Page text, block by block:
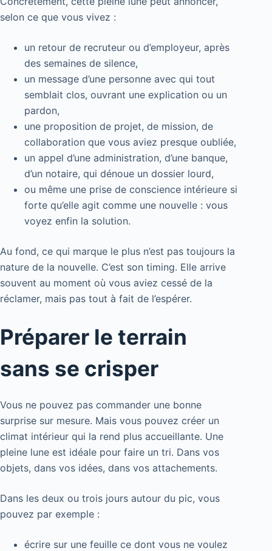
selon ce que vous vivez :
un retour de recruteur ou d’employeur, après
des semaines de silence,
un message d’une personne avec qui tout
semblait clos, ouvrant une explication ou un
pardon,
une proposition de projet, de mission, de
collaboration que vous aviez presque oubliée,
un appel d’une administration, d’une banque,
d’un notaire, qui dénoue un dossier lourd,
ou même une prise de conscience intérieure si
forte qu’elle agit comme une nouvelle : vous
voyez enfin la solution.
Au fond, ce qui marque le plus n’est pas toujours la
nature de la nouvelle. C’est son timing. Elle arrive
souvent au moment où vous aviez cessé de la
réclamer, mais pas tout à fait de l’espérer.
Préparer le terrain
sans se crisper
Vous ne pouvez pas commander une bonne
surprise sur mesure. Mais vous pouvez créer un
climat intérieur qui la rend plus accueillante. Une
pleine lune est idéale pour faire un tri. Dans vos
objets, dans vos idées, dans vos attachements.
Dans les deux ou trois jours autour du pic, vous
pouvez par exemple :
écrire sur une feuille ce dont vous ne voulez